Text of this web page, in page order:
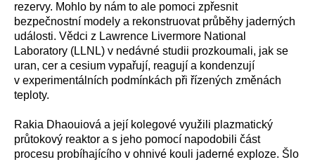
rezervy. Mohlo by nám to ale pomoci zpřesnit
bezpečnostní modely a rekonstruovat průběhy jaderných
události. Vědci z Lawrence Livermore National
Laboratory (LLNL) v nedávné studii prozkoumali, jak se
uran, cer a cesium vypařují, reagují a kondenzují
v experimentálních podmínkách při řízených změnách
teploty.
Rakia Dhaouiová a její kolegové využili plazmatický
průtokový reaktor a s jeho pomocí napodobili část
procesu probíhajícího v ohnivé kouli jaderné exploze. Šlo